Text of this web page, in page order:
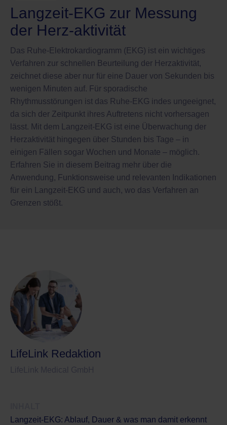
Langzeit-EKG zur Messung
der Herz-aktivität
Das Ruhe-Elektrokardiogramm (EKG) ist ein wichtiges
Verfahren zur schnellen Beurteilung der Herzaktivität,
zeichnet diese aber nur für eine Dauer von Sekunden bis
wenigen Minuten auf. Für sporadische
Rhythmusstörungen ist das Ruhe-EKG indes ungeeignet,
da sich der Zeitpunkt ihres Auftretens nicht vorhersagen
lässt. Mit dem Langzeit-EKG ist eine Überwachung der
Herzaktivität hingegen über Stunden bis Tage – in
einigen Fällen sogar Wochen und Monate – möglich.
Erfahren Sie in diesem Beitrag mehr über die
Anwendung, Funktionsweise und relevanten Indikationen
für ein Langzeit-EKG und auch, wo das Verfahren an
Grenzen stößt.
LifeLink Redaktion
Langzeit-EKG: Ablauf, Dauer & was man damit erkennt